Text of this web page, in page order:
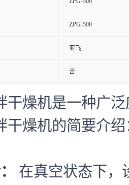
ZPG-500
亚飞
否
干燥机是一种广
干燥机的简要介绍
在真空状态下，